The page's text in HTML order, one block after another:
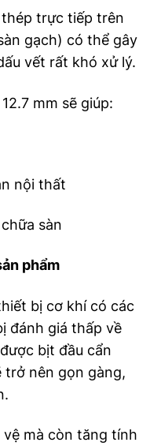
thép trực tiếp trên
gạch) có thể gây
vết rất khó xử lý.
mm sẽ giúp:
nội thất
sàn
phẩm
bị cơ khí có các
đánh giá thấp về
bịt đầu cẩn
trở nên gọn gàng,
mà còn tăng tính